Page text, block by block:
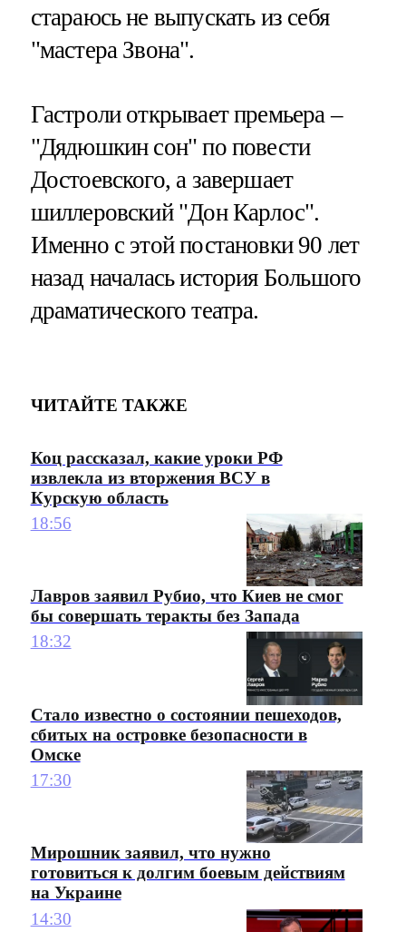
стараюсь не выпускать из себя
"мастера Звона".
Гастроли открывает премьера –
"Дядюшкин сон" по повести
Достоевского, а завершает
шиллеровский "Дон Карлос".
Именно с этой постановки 90 лет
назад началась история Большого
драматического театра.
ЧИТАЙТЕ ТАКЖЕ
Коц рассказал, какие уроки РФ
извлекла из вторжения ВСУ в
Курскую область
18:56
Лавров заявил Рубио, что Киев не смог
бы совершать теракты без Запада
18:32
Стало известно о состоянии пешеходов,
сбитых на островке безопасности в
Омске
17:30
Мирошник заявил, что нужно
готовиться к долгим боевым действиям
на Украине
14:30